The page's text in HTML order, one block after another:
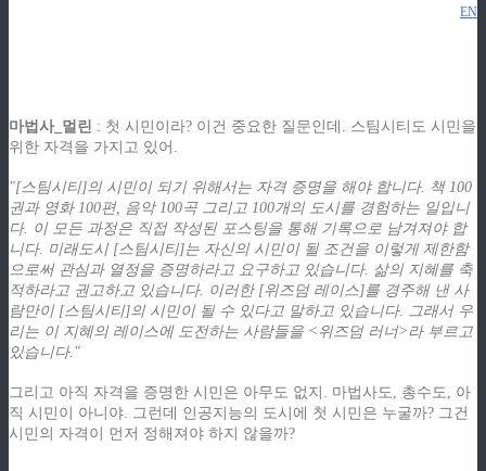
EN
마법사_멀린 : 첫 시민이라? 이건 중요한 질문인데. 스팀시티도 시민을
위한 자격을 가지고 있어.
"[스팀시티]의 시민이 되기 위해서는 자격 증명을 해야 합니다. 책 100
권과 영화 100편, 음악 100곡 그리고 100개의 도시를 경험하는 일입니
다. 이 모든 과정은 직접 작성된 포스팅을 통해 기록으로 남겨져야 합
니다. 미래도시 [스팀시티]는 자신의 시민이 될 조건을 이렇게 제한함
으로써 관심과 열정을 증명하라고 요구하고 있습니다. 삶의 지혜를 축
적하라고 권고하고 있습니다. 이러한 [위즈덤 레이스]를 경주해 낸 사
람만이 [스팀시티]의 시민이 될 수 있다고 말하고 있습니다. 그래서 우
리는 이 지혜의 레이스에 도전하는 사람들을 <위즈덤 러너>라 부르고
있습니다."
그리고 아직 자격을 증명한 시민은 아무도 없지. 마법사도, 총수도, 아
직 시민이 아니야. 그런데 인공지능의 도시에 첫 시민은 누굴까? 그건
시민의 자격이 먼저 정해져야 하지 않을까?